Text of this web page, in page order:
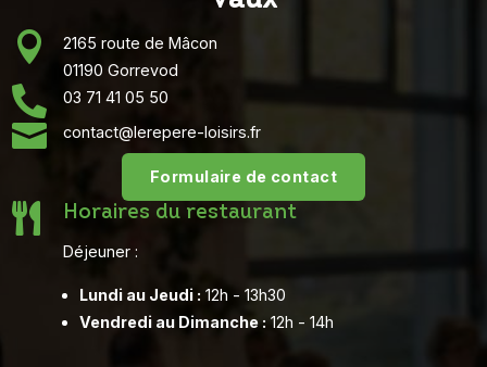

2165 route de Mâcon
01190 Gorrevod
 03 71 41 05 50
 contact@lerepere-loisirs.fr
Formulaire de contact
 Horaires du restaurant
Déjeuner :
Lundi au Jeudi : 12h - 13h30
Vendredi au Dimanche :12h - 14h